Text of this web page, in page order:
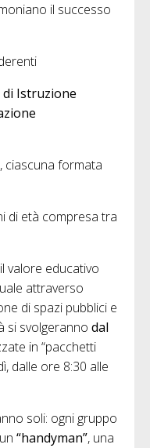
il successo
Istruzione
, ciascuna formata
di età compresa tra
valore educativo
attraverso
di spazi pubblici e
si svolgeranno dal
in “pacchetti
dalle ore 8:30 alle
soli: ogni gruppo
“handyman”, una